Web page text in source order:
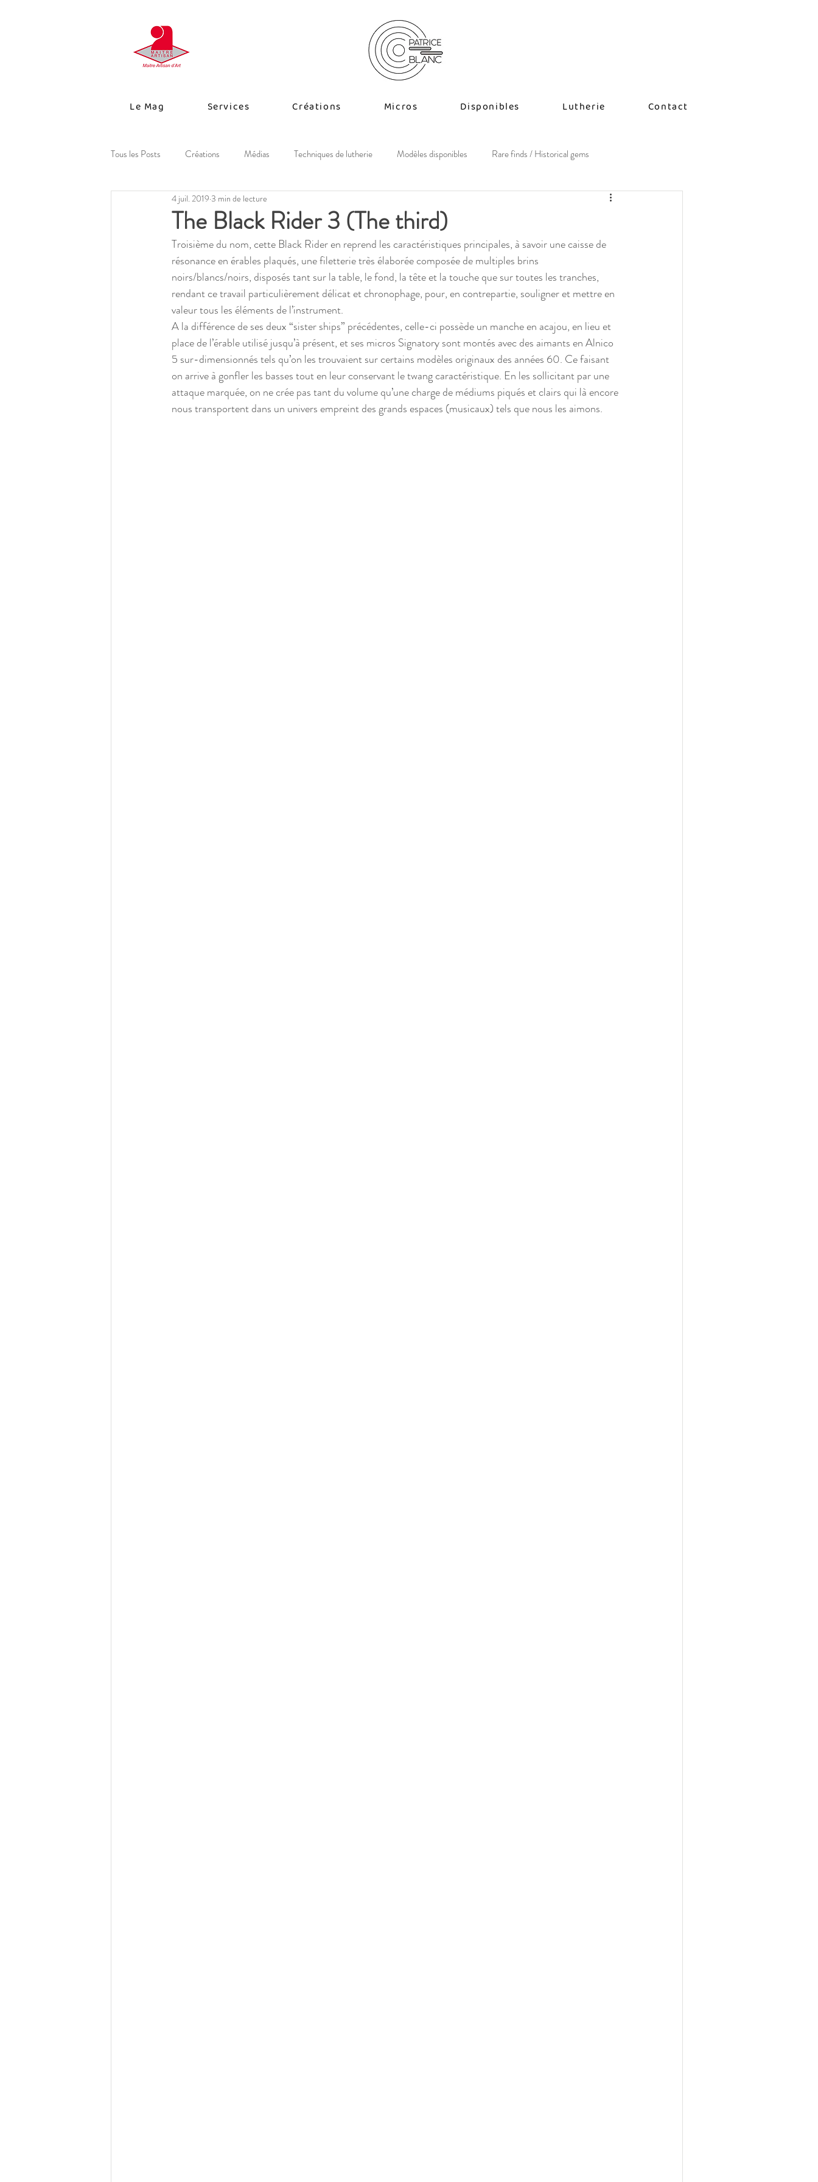
Le Mag Services Créations Micros Disponibles Lutherie Contact
Tous les Posts Créations Médias Techniques de lutherie Modèles disponibles Rare finds / Historical gems
The Black Rider 3 (The third)
4 juil. 2019 3 min de lecture
Troisième du nom, cette Black Rider en reprend les caractéristiques principales, à savoir une caisse de
résonance en érables plaqués, une filetterie très élaborée composée de multiples brins
noirs/blancs/noirs, disposés tant sur la table, le fond, la tête et la touche que sur toutes les tranches,
rendant ce travail particulièrement délicat et chronophage, pour, en contrepartie, souligner et mettre en
valeur tous les éléments de l’instrument.
A la différence de ses deux “sister ships” précédentes, celle-ci possède un manche en acajou, en lieu et
place de l’érable utilisé jusqu’à présent, et ses micros Signatory sont montés avec des aimants en Alnico
5 sur-dimensionnés tels qu’on les trouvaient sur certains modèles originaux des années 60. Ce faisant
on arrive à gonfler les basses tout en leur conservant le twang caractéristique. En les sollicitant par une
attaque marquée, on ne crée pas tant du volume qu’une charge de médiums piqués et clairs qui là encore
nous transportent dans un univers empreint des grands espaces (musicaux) tels que nous les aimons.